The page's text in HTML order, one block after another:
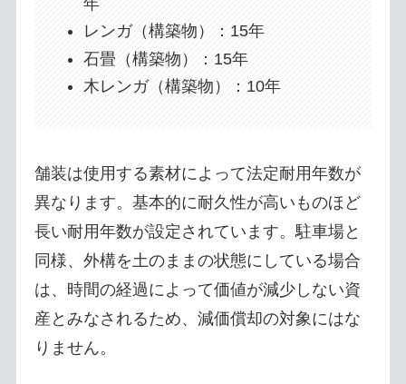
レンガ（構築物）：15年
石畳（構築物）：15年
木レンガ（構築物）：10年
舗装は使用する素材によって法定耐用年数が
異なります。基本的に耐久性が高いものほど
長い耐用年数が設定されています。駐車場と
同様、外構を土のままの状態にしている場合
は、時間の経過によって価値が減少しない資
産とみなされるため、減価償却の対象にはな
りません。